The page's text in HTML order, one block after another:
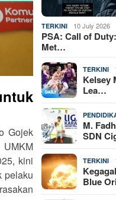
Gojek
kini
pelaku
TERKINI 10 July 2026
PSA: Call of
Met…
TERKINI
Kelsey
Lea…
M.
SDN
TERKINI
Blue